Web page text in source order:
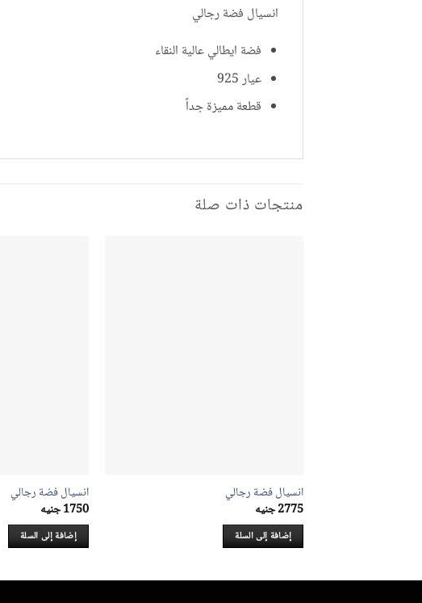
انسيال فضة رجالي
فضة ايطالي عالية النقاء
عيار 925
قطعة مميزة جداً
منتجات ذات صلة
انسيال فضة رجالي
2775جنيه
إضافة إلى السلة
انسيال فضة رجالي
1750جنيه
إضافة إلى السلة